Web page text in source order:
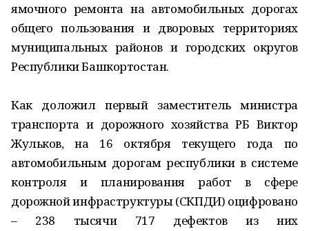
ямочного ремонта на автомобильных дорогах
общего пользования и дворовых территориях
муниципальных районов и городских округов
Республики Башкортостан.
Как доложил первый заместитель министра
транспорта и дорожного хозяйства РБ Виктор
Жульков, на 16 октября текущего года по
автомобильным дорогам республики в системе
контроля и планирования работ в сфере
дорожной инфраструктуры (СКПДИ) оцифровано
– 238 тысячи 717 дефектов из них